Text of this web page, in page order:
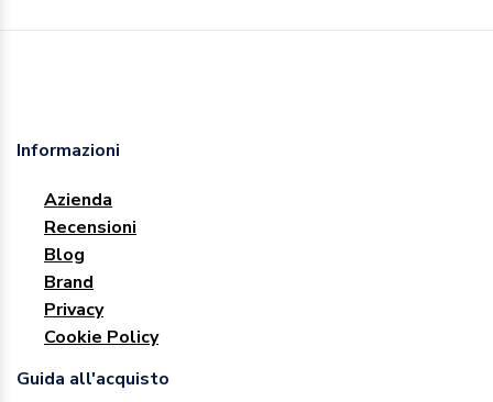
Informazioni
Azienda
Recensioni
Blog
Brand
Privacy
Cookie Policy
Guida all'acquisto